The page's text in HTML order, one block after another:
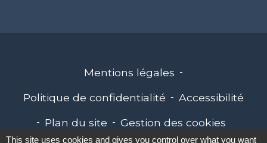
Mentions légales -
Politique de confidentialité - Accessibilité
- Plan du site - Gestion des cookies
This site uses cookies and gives you control over what you want